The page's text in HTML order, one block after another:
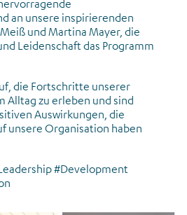
an unsere inspirierenden
und Martina Mayer, die
Leidenschaft das Programm
die Fortschritte unserer
Alltag zu erleben und sind
Auswirkungen, die
unsere Organisation haben
#Development